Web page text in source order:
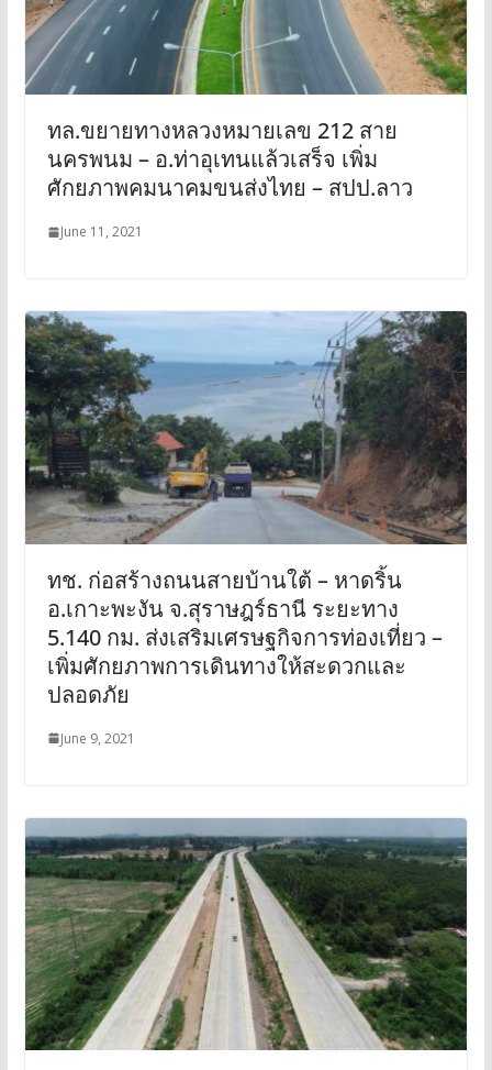
ทล.ขยายทางหลวงหมายเลข 212 สาย
นครพนม – อ.ท่าอุเทนแล้วเสร็จ เพิ่ม
ศักยภาพคมนาคมขนส่งไทย – สปป.ลาว
June 11, 2021
ทช. ก่อสร้างถนนสายบ้านใต้ – หาดริ้น
อ.เกาะพะงัน จ.สุราษฎร์ธานี ระยะทาง
5.140 กม. ส่งเสริมเศรษฐกิจการท่องเที่ยว –
เพิ่มศักยภาพการเดินทางให้สะดวกและ
ปลอดภัย
June 9, 2021